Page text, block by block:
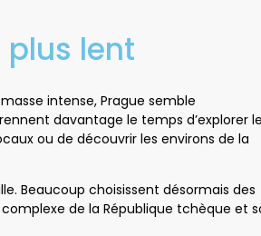
plus lent
intense, Prague semble
davantage le temps d’explorer
ou de découvrir les environs de la
Beaucoup choisissent désormais des
de la République tchèque et